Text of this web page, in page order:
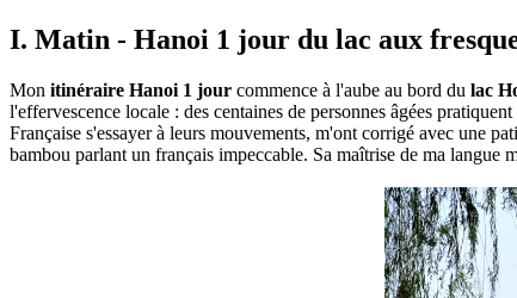
I. Matin - Hanoi 1 jour du lac aux
Mon itinéraire Hanoi 1 jour commence à l'aube au bord du lac
l'effervescence locale : des centaines de personnes âgées
Française s'essayer à leurs mouvements, m'ont corrigé avec une
bambou parlant un français impeccable. Sa maîtrise de ma langue